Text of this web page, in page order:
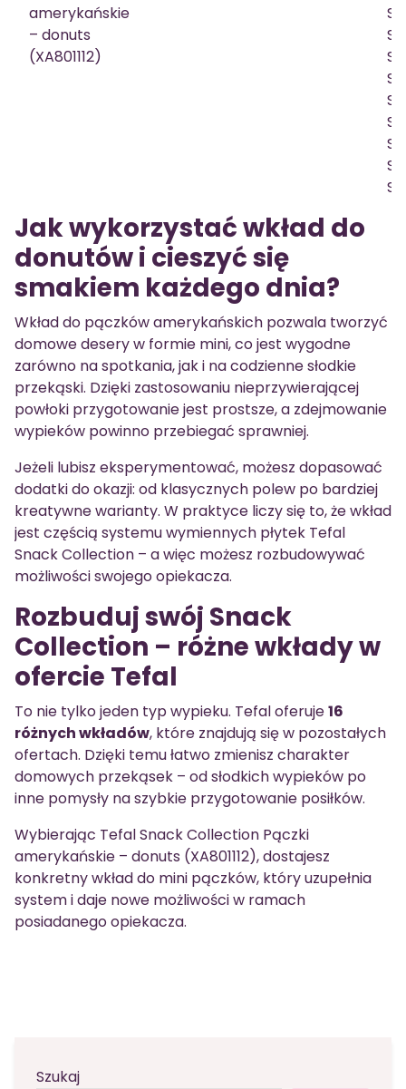
amerykańskie
– donuts
(XA801112)
Jak wykorzystać wkład do
donutów i cieszyć się
smakiem każdego dnia?
Wkład do pączków amerykańskich pozwala tworzyć
domowe desery w formie mini, co jest wygodne
zarówno na spotkania, jak i na codzienne słodkie
przekąski. Dzięki zastosowaniu nieprzywierającej
powłoki przygotowanie jest prostsze, a zdejmowanie
wypieków powinno przebiegać sprawniej.
Jeżeli lubisz eksperymentować, możesz dopasować
dodatki do okazji: od klasycznych polew po bardziej
kreatywne warianty. W praktyce liczy się to, że wkład
jest częścią systemu wymiennych płytek Tefal
Snack Collection – a więc możesz rozbudowywać
możliwości swojego opiekacza.
Rozbuduj swój Snack
Collection – różne wkłady w
ofercie Tefal
To nie tylko jeden typ wypieku. Tefal oferuje16
różnych wkładów, które znajdują się w pozostałych
ofertach. Dzięki temu łatwo zmienisz charakter
domowych przekąsek – od słodkich wypieków po
inne pomysły na szybkie przygotowanie posiłków.
Wybierając Tefal Snack Collection Pączki
amerykańskie – donuts (XA801112), dostajesz
konkretny wkład do mini pączków, który uzupełnia
system i daje nowe możliwości w ramach
posiadanego opiekacza.
Szukaj